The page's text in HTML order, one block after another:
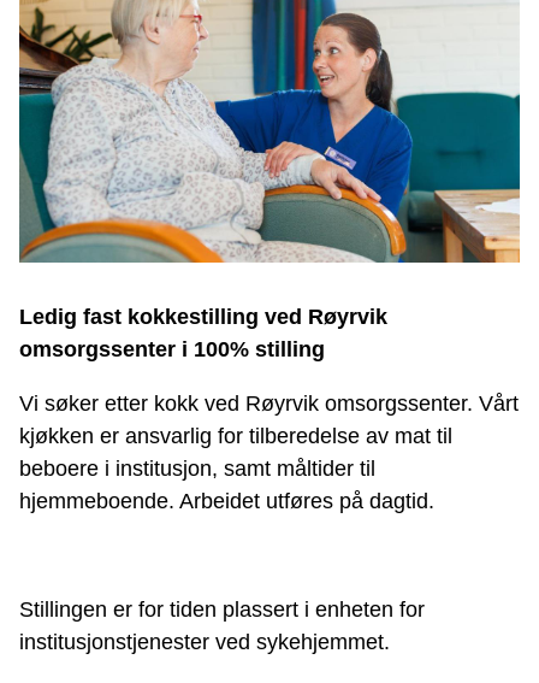
Ledig fast kokkestilling ved Røyrvik
omsorgssenter i 100% stilling
Vi søker etter kokk ved Røyrvik omsorgssenter. Vårt
kjøkken er ansvarlig for tilberedelse av mat til
beboere i institusjon, samt måltider til
hjemmeboende. Arbeidet utføres på dagtid.
Stillingen er for tiden plassert i enheten for
institusjonstjenester ved sykehjemmet.